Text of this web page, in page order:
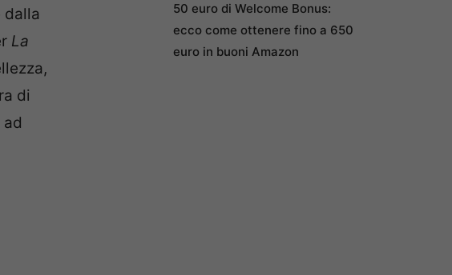
dalla
La
di
50 euro di Welcome Bonus:
ecco come ottenere fino a 650
euro in buoni Amazon